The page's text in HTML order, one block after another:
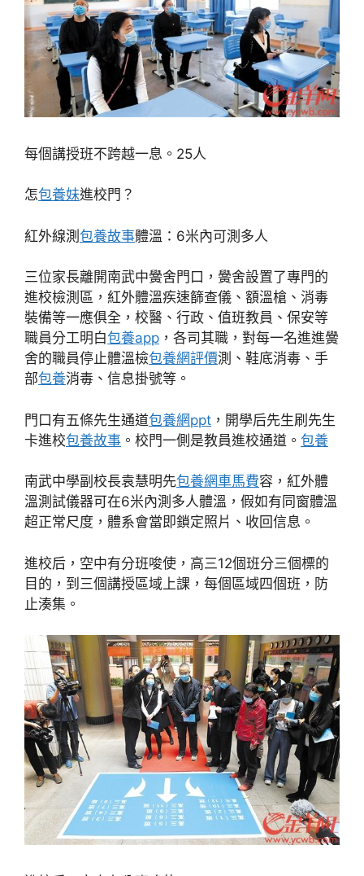
每個講授班不跨越一息。25人
怎包養妹進校門？
紅外線測 包養故事體溫：6米內可測多人
三位家長離開南武中黌舍門口，黌舍設置了專門的
進校檢測區，紅外體溫疾速篩查儀、額溫槍、消毒
裝備等一應俱全，校醫、行政、值班教員、保安等
職員分工明白包養app ，各司其職，對每一名進進黌
舍的職員停止體溫檢包養網評價測、鞋底消毒、手
部包養消毒、信息掛號等。
門口有五條先生通道包養網ppt ，開學后先生刷先生
卡進校包養故事 。校門一側是教員進校通道。 包養
南武中學副校長袁慧明先包養網車馬費容，紅外體
溫測試儀器可在6米內測多人體溫，假如有同窗體溫
超正常尺度，體系會當即鎖定照片、收回信息。
進校后，空中有分班唆使，高三12個班分三個標的
目的，到三個講授區域上課，每個區域四個班，防
止湊集。